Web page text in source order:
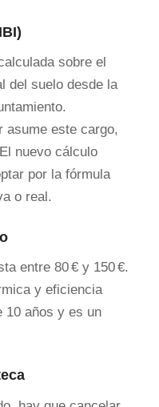
sobre el
del suelo desde la
asume este cargo,
nuevo cálculo
por la fórmula
o real.
entre 80 € y 150 €.
y eficiencia
10 años y es un